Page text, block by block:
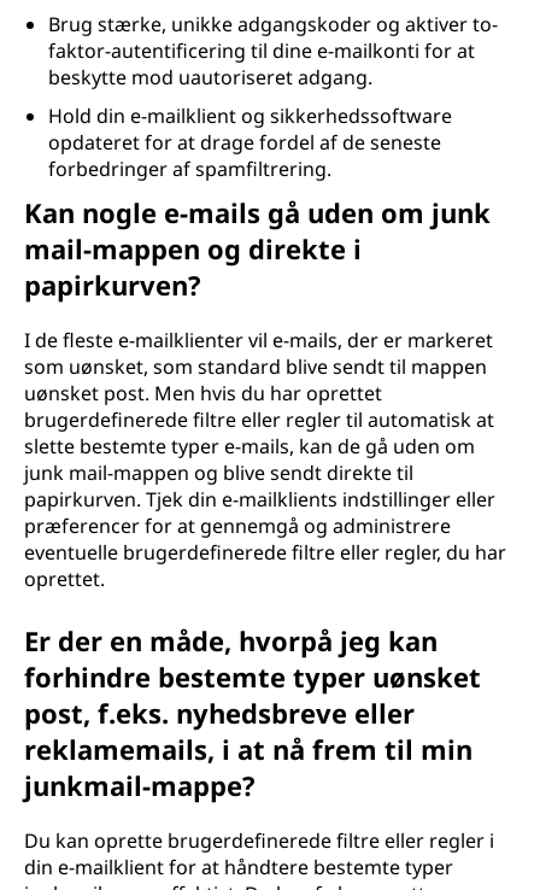
Brug stærke, unikke adgangskoder og aktiver to-
faktor-autentificering til dine e-mailkonti for at
beskytte mod uautoriseret adgang.
Hold din e-mailklient og sikkerhedssoftware
opdateret for at drage fordel af de seneste
forbedringer af spamfiltrering.
Kan nogle e-mails gå uden om junk
mail-mappen og direkte i
papirkurven?
I de fleste e-mailklienter vil e-mails, der er markeret
som uønsket, som standard blive sendt til mappen
uønsket post. Men hvis du har oprettet
brugerdefinerede filtre eller regler til automatisk at
slette bestemte typer e-mails, kan de gå uden om
junk mail-mappen og blive sendt direkte til
papirkurven. Tjek din e-mailklients indstillinger eller
præferencer for at gennemgå og administrere
eventuelle brugerdefinerede filtre eller regler, du har
oprettet.
Er der en måde, hvorpå jeg kan
forhindre bestemte typer uønsket
post, f.eks. nyhedsbreve eller
reklamemails, i at nå frem til min
junkmail-mappe?
Du kan oprette brugerdefinerede filtre eller regler i
din e-mailklient for at håndtere bestemte typer